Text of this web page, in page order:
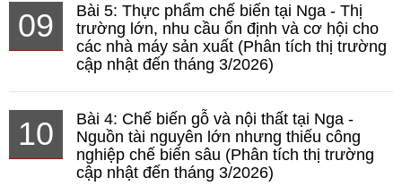
09
Bài 5: Thực phẩm chế biến tại Nga - Thị
trường lớn, nhu cầu ổn định và cơ hội cho
các nhà máy sản xuất (Phân tích thị trường
cập nhật đến tháng 3/2026)
10
Bài 4: Chế biến gỗ và nội thất tại Nga -
Nguồn tài nguyên lớn nhưng thiếu công
nghiệp chế biến sâu (Phân tích thị trường
cập nhật đến tháng 3/2026)